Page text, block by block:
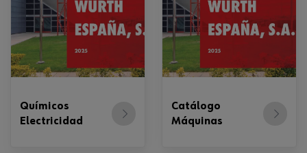
Químicos
Electricidad
Catálogo
Máquinas